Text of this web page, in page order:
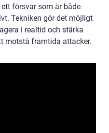
försvar som är både
Tekniken gör det möjligt
i realtid och stärka
motstå framtida attacker.